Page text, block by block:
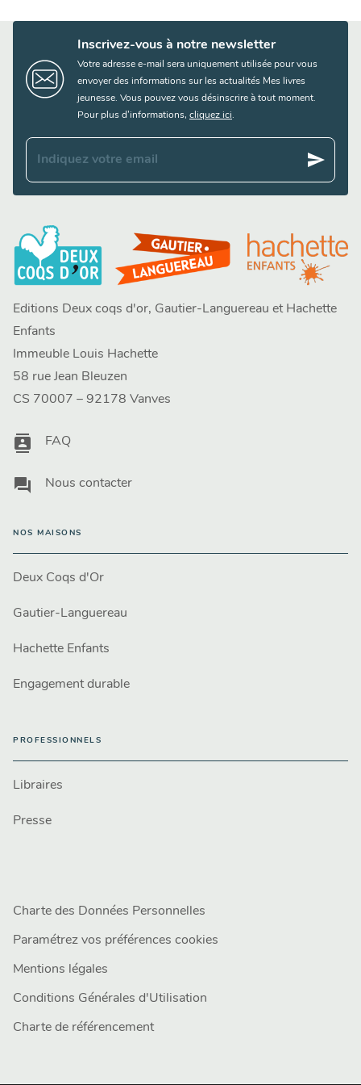
Inscrivez-vous à notre newsletter
Votre adresse e-mail sera uniquement utilisée pour vous
envoyer des informations sur les actualités Mes livres
jeunesse. Vous pouvez vous désinscrire à tout moment.
Pour plus d’informations, cliquez ici.
Indiquez votre email send
Editions Deux coqs d'or, Gautier-Languereau et Hachette
Enfants
Immeuble Louis Hachette
58 rue Jean Bleuzen
CS 70007 – 92178 Vanves
contacts FAQ
question_answer Nous contacter
NOS MAISONS
Deux Coqs d'Or
Gautier-Languereau
Hachette Enfants
Engagement durable
PROFESSIONNELS
Libraires
Presse
Charte des Données Personnelles
Paramétrez vos préférences cookies
Mentions légales
Conditions Générales d'Utilisation
Charte de référencement